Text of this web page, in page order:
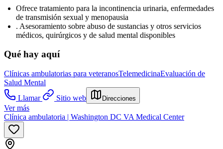
Ofrece tratamiento para la incontinencia urinaria, enfermedades
de transmisión sexual y menopausia
. Asesoramiento sobre abuso de sustancias y otros servicios
médicos, quirúrgicos y de salud mental disponibles
Qué hay aquí
Clínicas ambulatorias para veteranosTelemedicinaEvaluación de
Salud Mental
Llamar
Sitio web Direcciones
Ver más
Clínica ambulatoria | Washington DC VA Medical Center